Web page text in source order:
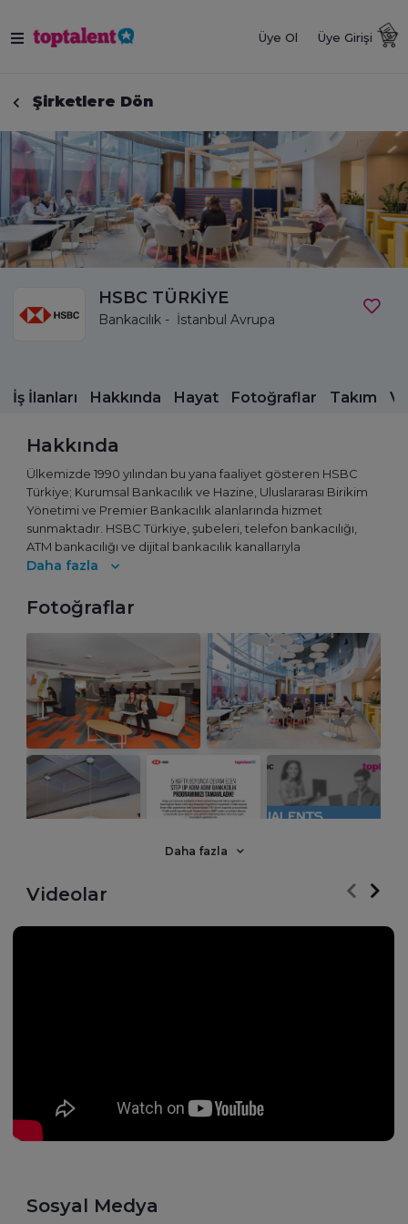
Üye Ol Üye Girişi
Şirketlere Dön
HSBC TÜRKİYE
Bankacılık - İstanbul Avrupa
İş İlanları Hakkında Hayat Fotoğraflar Takım
Hakkında
Ülkemizde 1990 yılından bu yana faaliyet gösteren HSBC
Türkiye; Kurumsal Bankacılık ve Hazine, Uluslararası Birikim
Yönetimi ve Premier Bankacılık alanlarında hizmet
sunmaktadır. HSBC Türkiye, şubeleri, telefon bankacılığı,
ATM bankacılığı ve dijital bankacılık kanallarıyla
müşterilerine finansal çözümler sunmaktadır. Merkezi
finans hizmetleri kuruluşlarından biri olan HSBC Grubu,
bugün 56 ülkede hizmet vermektedir.
Daha fazla
Fotoğraflar
Daha fazla
Videolar
Sosyal Medya